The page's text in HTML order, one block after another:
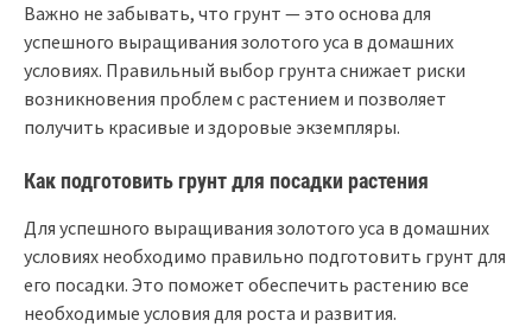
Важно не забывать, что грунт — это основа для
успешного выращивания золотого уса в домашних
условиях. Правильный выбор грунта снижает риски
возникновения проблем с растением и позволяет
получить красивые и здоровые экземпляры.
Как подготовить грунт для посадки растения
Для успешного выращивания золотого уса в домашних
условиях необходимо правильно подготовить грунт для
его посадки. Это поможет обеспечить растению все
необходимые условия для роста и развития.